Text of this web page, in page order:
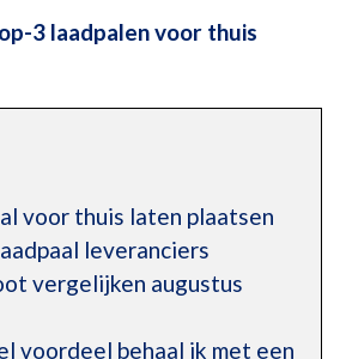
3 laadpalen voor thuis
voor thuis laten plaatsen
leveranciers
vergelijken augustus
voordeel behaal ik met een